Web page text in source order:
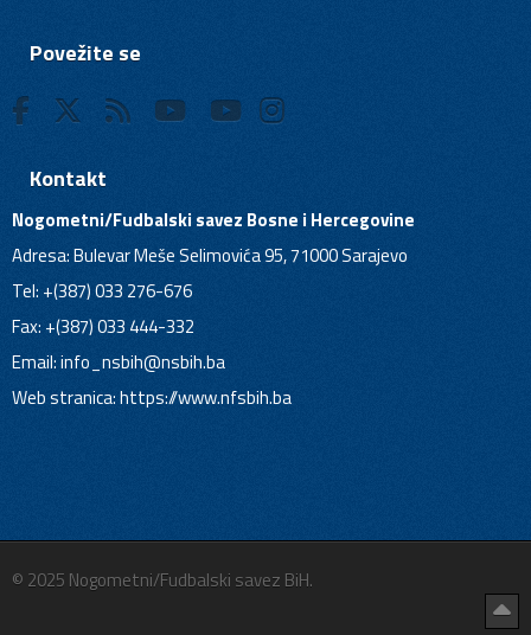
Povežite se
Kontakt
Nogometni/Fudbalski savez Bosne i Hercegovine
Adresa: Bulevar Meše Selimovića 95, 71000 Sarajevo
Tel: +(387) 033 276-676
Fax: +(387) 033 444-332
Email:info_nsbih@nsbih.ba
Web stranica: https://www.nfsbih.ba
© 2025 Nogometni/Fudbalski savez BiH.